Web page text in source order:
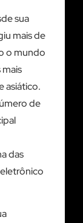
sua
mais de
o mundo
asiático.
de
das